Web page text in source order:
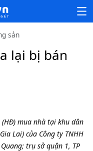
sản
lại bị bán
mua nhà tại khu dân
Lai) của Công ty TNHH
trụ sở quận 1, TP